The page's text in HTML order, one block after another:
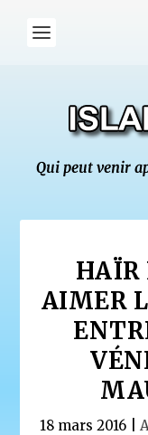
HAÏR
AIMER
18 mars 2016|